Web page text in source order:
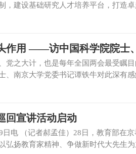
，建设基础研究人才培养平台，打造
作用 ——访中国科学院院士
计，也是每年全国两会最受瞩目
、南京大学党委书记谭铁牛对此深有
回宣讲活动启动
记者郝孟佳）28日，教育部在京举
弘扬教育家精神、争做新时代大先生